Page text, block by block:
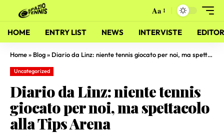
Aa
HOME ENTRY LIST NEWS INTERVISTE
Home» Blog» Diario da Linz: niente tennis giocato per noi, ma spettacolo alla Tips Arena
Uncategorized
Diario da Linz: niente tennis
giocato per noi, ma spettacolo
alla Tips Arena